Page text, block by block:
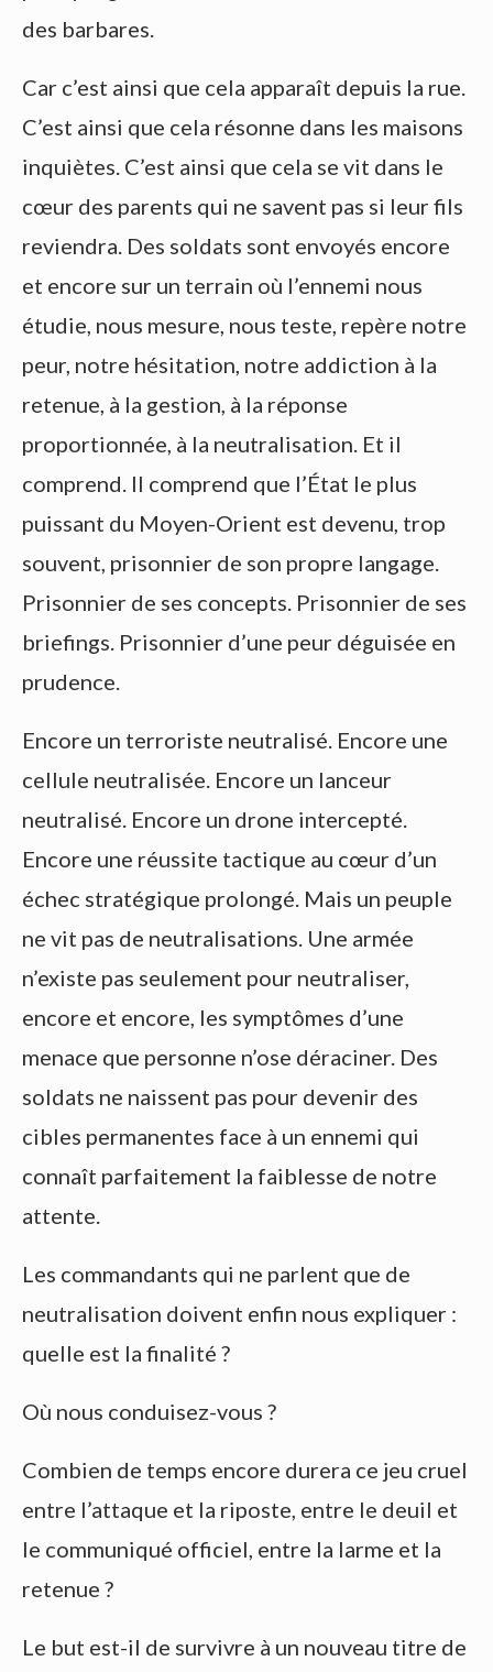
des barbares.
Car c’est ainsi que cela apparaît depuis la rue.
C’est ainsi que cela résonne dans les maisons
inquiètes. C’est ainsi que cela se vit dans le
cœur des parents qui ne savent pas si leur fils
reviendra. Des soldats sont envoyés encore
et encore sur un terrain où l’ennemi nous
étudie, nous mesure, nous teste, repère notre
peur, notre hésitation, notre addiction à la
retenue, à la gestion, à la réponse
proportionnée, à la neutralisation. Et il
comprend. Il comprend que l’État le plus
puissant du Moyen-Orient est devenu, trop
souvent, prisonnier de son propre langage.
Prisonnier de ses concepts. Prisonnier de ses
briefings. Prisonnier d’une peur déguisée en
prudence.
Encore un terroriste neutralisé. Encore une
cellule neutralisée. Encore un lanceur
neutralisé. Encore un drone intercepté.
Encore une réussite tactique au cœur d’un
échec stratégique prolongé. Mais un peuple
ne vit pas de neutralisations. Une armée
n’existe pas seulement pour neutraliser,
encore et encore, les symptômes d’une
menace que personne n’ose déraciner. Des
soldats ne naissent pas pour devenir des
cibles permanentes face à un ennemi qui
connaît parfaitement la faiblesse de notre
attente.
Les commandants qui ne parlent que de
neutralisation doivent enfin nous expliquer :
quelle est la finalité ?
Où nous conduisez-vous ?
Combien de temps encore durera ce jeu cruel
entre l’attaque et la riposte, entre le deuil et
le communiqué officiel, entre la larme et la
retenue ?
Le but est-il de survivre à un nouveau titre de